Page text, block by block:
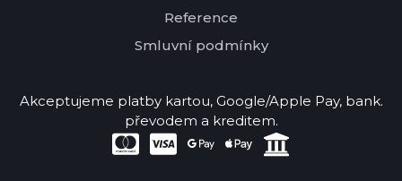
Reference
Smluvní podmínky
Akceptujeme platby kartou, Google/Apple Pay, bank.
převodem a kreditem.